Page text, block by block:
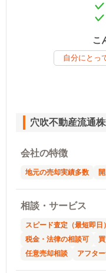
こ
自分にとっ
穴吹不動産流通
会社の特徴
地元の売却実績多数
相談・サービス
スピード査定（最短即日）
税金・法律の相談可
任意売却相談
アフタ